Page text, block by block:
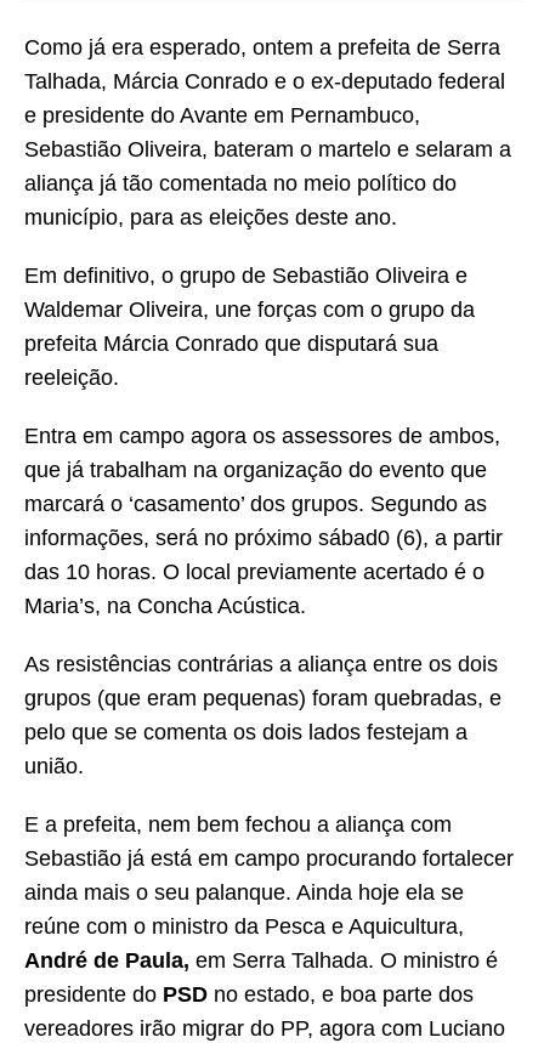
Como já era esperado, ontem a prefeita de Serra
Talhada, Márcia Conrado e o ex-deputado federal
e presidente do Avante em Pernambuco,
Sebastião Oliveira, bateram o martelo e selaram a
aliança já tão comentada no meio político do
município, para as eleições deste ano.
Em definitivo, o grupo de Sebastião Oliveira e
Waldemar Oliveira, une forças com o grupo da
prefeita Márcia Conrado que disputará sua
reeleição.
Entra em campo agora os assessores de ambos,
que já trabalham na organização do evento que
marcará o ‘casamento’ dos grupos. Segundo as
informações, será no próximo sábad0 (6), a partir
das 10 horas. O local previamente acertado é o
Maria’s, na Concha Acústica.
As resistências contrárias a aliança entre os dois
grupos (que eram pequenas) foram quebradas, e
pelo que se comenta os dois lados festejam a
união.
E a prefeita, nem bem fechou a aliança com
Sebastião já está em campo procurando fortalecer
ainda mais o seu palanque. Ainda hoje ela se
reúne com o ministro da Pesca e Aquicultura,
André de Paula, em Serra Talhada. O ministro é
presidente do PSD no estado, e boa parte dos
vereadores irão migrar do PP, agora com Luciano